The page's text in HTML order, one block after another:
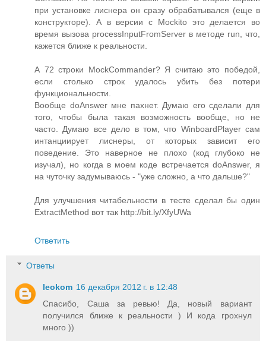
при установке лиснера он сразу обрабатывался (еще в
конструкторе). А в версии с Mockito это делается во
время вызова processInputFromServer в методе run, что,
кажется ближе к реальности.
А 72 строки MockCommander? Я считаю это победой,
если столько строк удалось убить без потери
функциональности.
Вообще doAnswer мне пахнет. Думаю его сделали для
того, чтобы была такая возможность вообще, но не
часто. Думаю все дело в том, что WinboardPlayer сам
интанциирует лиснеры, от которых зависит его
поведение. Это наверное не плохо (код глубоко не
изучал), но когда в моем коде встречается doAnswer, я
на чуточку задумываюсь - "уже сложно, а что дальше?"
Для улучшения читабельности в тесте сделал бы один
ExtractMethod вот так http://bit.ly/XfyUWa
Ответить
Ответы
leokom 16 декабря 2012 г. в 12:48
Спасибо, Саша за ревью! Да, новый вариант
получился ближе к реальности ) И кода грохнул
много ))